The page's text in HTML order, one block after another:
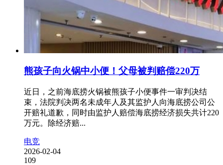
熊孩子向火锅中小便！父母被判赔偿220万
近日，之前海底捞火锅被熊孩子小便事件一审判决结
束，法院判决两名未成年人及其监护人向海底捞公司公
开赔礼道歉，同时由监护人赔偿海底捞经济损失共计220
万元。除经济赔...
电竞
2026-02-04
109